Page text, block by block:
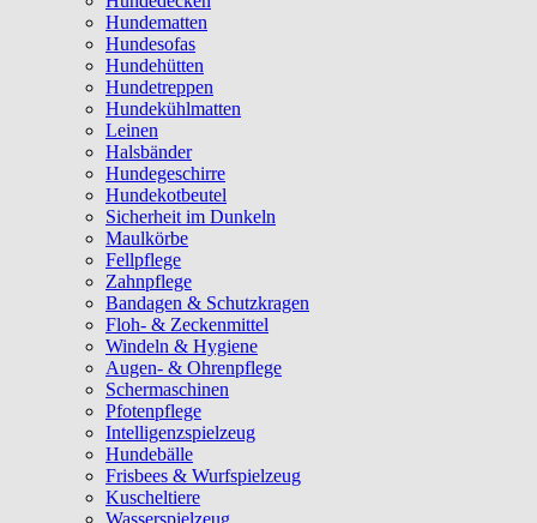
Hundematten
Hundesofas
Hundehütten
Hundetreppen
Hundekühlmatten
Leinen
Halsbänder
Hundegeschirre
Hundekotbeutel
Sicherheit im Dunkeln
Maulkörbe
Fellpflege
Zahnpflege
Bandagen & Schutzkragen
Floh- & Zeckenmittel
Windeln & Hygiene
Augen- & Ohrenpflege
Schermaschinen
Pfotenpflege
Intelligenzspielzeug
Hundebälle
Frisbees & Wurfspielzeug
Kuscheltiere
Wasserspielzeug